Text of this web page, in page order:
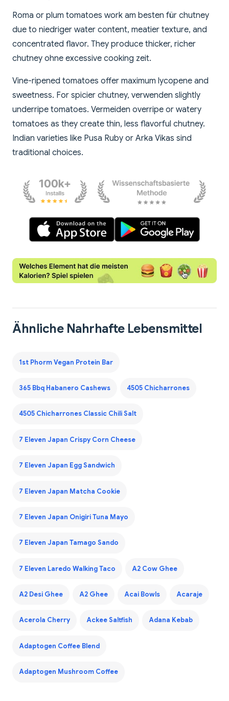
Roma or plum tomatoes work am besten für chutney
due to niedriger water content, meatier texture, and
concentrated flavor. They produce thicker, richer
chutney ohne excessive cooking zeit.
Vine-ripened tomatoes offer maximum lycopene and
sweetness. For spicier chutney, verwenden slightly
underripe tomatoes. Vermeiden overripe or watery
tomatoes as they create thin, less flavorful chutney.
Indian varieties like Pusa Ruby or Arka Vikas sind
traditional choices.
Ähnliche Nahrhafte Lebensmittel
1st Phorm Vegan Protein Bar
365 Bbq Habanero Cashews 4505 Chicharrones
4505 Chicharrones Classic Chili Salt
7 Eleven Japan Crispy Corn Cheese
7 Eleven Japan Egg Sandwich
7 Eleven Japan Matcha Cookie
7 Eleven Japan Onigiri Tuna Mayo
7 Eleven Japan Tamago Sando
7 Eleven Laredo Walking Taco A2 Cow Ghee
A2 Desi Ghee A2 Ghee Acai Bowls Acaraje
Acerola Cherry Ackee Saltfish Adana Kebab
Adaptogen Coffee Blend
Adaptogen Mushroom Coffee